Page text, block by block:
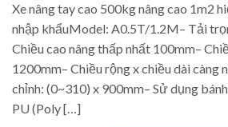
Xe nâng tay cao 500kg nâng cao 1m2
nhập khẩuModel: A0.5T/1.2M– Tải
Chiều cao nâng thấp nhất 100mm–
1200mm– Chiều rộng x chiều dài càng
chỉnh: (0~310) x 900mm– Sử dụng
PU (Poly […]